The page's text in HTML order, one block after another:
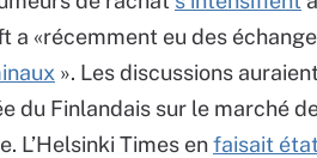
a «récemment eu des
». Les discussions
du Finlandais sur le marché
L’Helsinki Times enfaisait état